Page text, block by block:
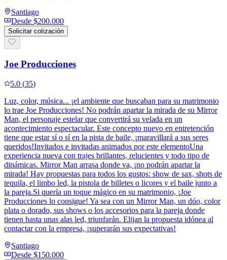
Santiago
Desde $200.000
Solicitar cotización
Joe Producciones
5.0 (35)
Luz, color, música... ¡el ambiente que buscaban para su matrimonio
lo trae Joe Producciones! No podrán apartar la mirada de su Mirror
Man, el personaje estelar que convertirá su velada en un
acontecimiento espectacular. Este concepto nuevo en entretención
tiene que estar sí o sí en la pista de baile, ¡maravillará a sus seres
queridos!Invitados e invitadas animados por este elementoUna
experiencia nueva con trajes brillantes, relucientes y todo tipo de
dinámicas. Mirror Man arrasa donde va, ¡no podrán apartar la
mirada! Hay propuestas para todos los gustos: show de sax, shots de
tequila, el limbo led, la pistola de billetes o licores y el baile junto a
la pareja.Si quería un toque mágico en su matrimonio, ¡Joe
Producciones lo consigue! Ya sea con un Mirror Man, un dúo, color
plata o dorado, sus shows o los accesorios para la pareja donde
tienen hasta unas alas led, triunfarán. Elijan la propuesta idónea al
contactar con la empresa, ¡superarán sus expectativas!
Santiago
Desde $150.000